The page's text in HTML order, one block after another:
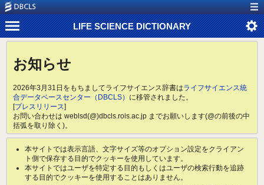
LIFE SCIENCE DICTIONARY
お知らせ
2026年3月31日をもちましてライフサイエンス辞書はライフサイエンス統
合データベースセンター（DBCLS） に移管されました。
[プレスリリース]
お問い合わせは weblsd(@)dbcls.rois.ac.jp までお願いします(@の前後の中
括弧を取り除く)。
本サイトでは表示言語、文字サイズ等のオプション設定をクライアン
ト側で保存する目的でクッキーを使用しています。
本サイトではユーザを特定する目的もしくはユーザの検索行動を追跡
する目的でクッキーを使用することはありません。